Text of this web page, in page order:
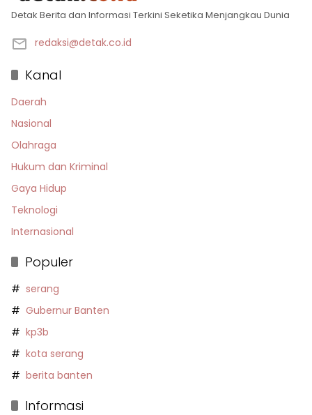
Detak Berita dan Informasi Terkini Seketika Menjangkau Dunia
redaksi@detak.co.id
Kanal
Daerah
Nasional
Olahraga
Hukum dan Kriminal
Gaya Hidup
Teknologi
Internasional
Populer
serang
Gubernur Banten
kp3b
kota serang
berita banten
Informasi